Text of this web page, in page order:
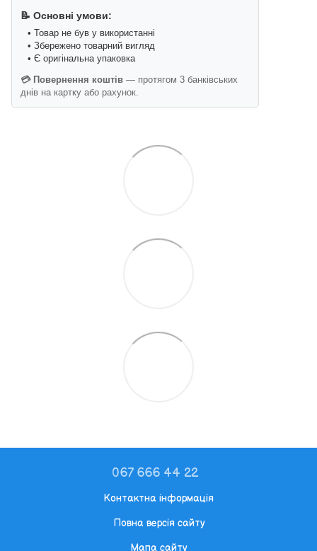
📝 Основні умови:
• Товар не був у використанні
• Збережено товарний вигляд
• Є оригінальна упаковка
💳 Повернення коштів — протягом 3 банківських
днів на картку або рахунок.
067 666 44 22
Контактна інформація
Повна версія сайту
Мапа сайту